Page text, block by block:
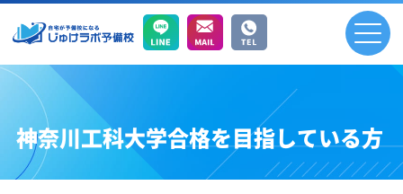
神奈川工科大学合格を目指している方